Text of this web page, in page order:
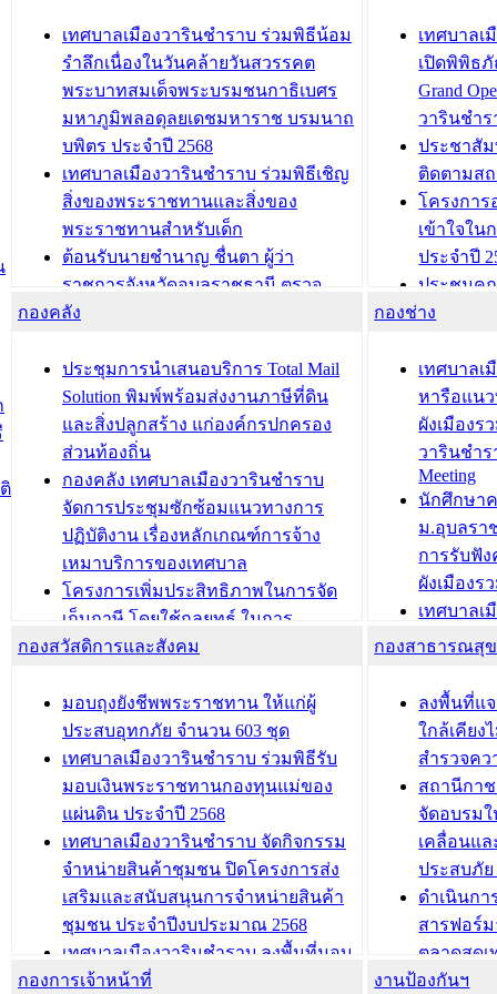
เทศบาลเมืองวารินชำราบ ร่วมพิธีน้อม
รำลึกเนื่องในวันคล้ายวันสวรรคต
พระบาทสมเด็จพระบรมชนกาธิเบศร
มหาภูมิพลอดุลยเดชมหาราช บรมนาถ
บพิตร ประจำปี 2568
เทศบาลเมืองวารินชำราบ ร่วมพิธีเชิญ
สิ่งของพระราชทานและสิ่งของ
พระราชทานสำหรับเด็ก
ต้อนรับนายชำนาญ ชื่นตา ผู้ว่า
ราชการจังหวัดอุบลราชธานี ตรวจ
ความเรียบร้อยของสถานที่ในการเตรี
องคมนตรี
สำนักทะเบียนท้องถิ่นเทศบาลเมือง
วารินชำราบ ดำเนินการมอบทะเบียน
บ้าน ทร.14 และบัตรประจำตัว
ประชาชนบุคคลประเภท 8 แก่บุคคลที่
ได้รับการเพิ่มชื่อในทะเบียนบ้าน
(ท.ร.14) กรณีคนไม่มีสัญชาติไทยได้รับ
อนุญาตให้มีถิ่นที่อยู่
ประชุมคณะกรรมการประเมินผลการ
ควบคุมภายในของ สำนัก/กอง/
โรงเรียน/ศูนย์พัฒนาเด็กเล็ก/สถานธนา
บทความ อื่นๆ ...
เทศบาลเ
เปิดพิพิธภั
Grand
วารินชำร
ประชาสัม
ติดตามส
โครงกา
เข้าใจใน
ประจำปี
ประชุมค
ความเสี่ย
ประชุมที
ชีวา สร้า
ขับเคลื่อน
“เมืองแห่
บทความ อื่นๆ ...
กองคลัง
ประชุมการนำเสนอบริการ Total Mail
Solution พิมพ์พร้อมส่งงานภาษีที่ดิน
และสิ่งปลูกสร้าง แก่องค์กรปกครอง
ส่วนท้องถิ่น
กองคลัง เทศบาลเมืองวารินชำราบ
จัดการประชุมซักซ้อมแนวทางการ
ปฏิบัติงาน เรื่องหลักเกณฑ์การจ้าง
เหมาบริการของเทศบาล
โครงการเพิ่มประสิทธิภาพในการจัด
เก็บภาษี โดยใช้กลยุทธ์ ในการ
พัฒนาการจัดเก็บรายได้ ประจำปี พ.ศ.
เทศบาลเมืองวารินชำราบ ร่วมการ
ประชุมวิชาการระดับนานาชาติและ
นิทรรศการด้านนวัตกรรมท้องถิ่น 2568
และรับรางวัลทีมนักวิจัยดีเด่นจาก
นวัตกรรมโครงการทะเบียนภาษีป้าย
ประชุมผู้เช่าอาคารพาณิชย์ บริเวณ
ถนนเกษมสุขและถนนประทุมเทพภักดี
บทความ อื่นๆ ...
กองช่าง
เทศบาลเ
หารือแน
ผังเมืองร
วารินชำร
Meeting
นักศึกษา
ม.อุบลรา
การรับฟั
ผังเมืองร
เทศบาลเ
โครงการ
เทศบาล
รับฟังคว
ผังเมือง
วารินชำ
เทศบาล
ซักซ้อมแ
ประโยช
บทความ อื่นๆ ...
กองสวัสดิการและสังคม
มอบถุงยังชีพพระราชทาน ให้แก่ผู้
ประสบอุทกภัย จำนวน 603 ชุด
เทศบาลเมืองวารินชำราบ ร่วมพิธีรับ
มอบเงินพระราชทานกองทุนแม่ของ
แผ่นดิน ประจำปี 2568
เทศบาลเมืองวารินชำราบ จัดกิจกรรม
จำหน่ายสินค้าชุมชน ปิดโครงการส่ง
เสริมและสนับสนุนการจำหน่ายสินค้า
ชุมชน ประจำปีงบประมาณ 2568
เทศบาลเมืองวารินชำราบ ลงพื้นที่มอบ
น้ำดื่มแก่ผู้พักอาศัย ณ ศูนย์พักพิง
กองสาธารณสุ
ลงพื้นที่แ
ใกล้เคียง
สำรวจค
สถานีกา
จัดอบรม
เคลื่อนแ
ประสบภั
ดำเนินกา
สารฟอร์
ตลาดสดเ
วารินชำร
กองการเจ้าหน้าที่ งานป้องกันฯ